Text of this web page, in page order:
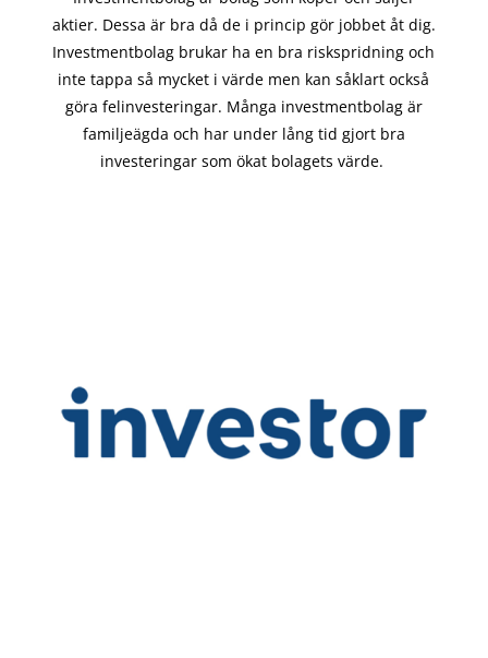
aktier. Dessa är bra då de i princip görjobbet åt dig.
Investmentbolag brukar ha en bra riskspridning och
inte tappa så mycket i värde men kan såklart också
göra felinvesteringar. Många investmentbolag är
familjeägda och har under lång tid gjort bra
investeringar som ökat bolagets värde.